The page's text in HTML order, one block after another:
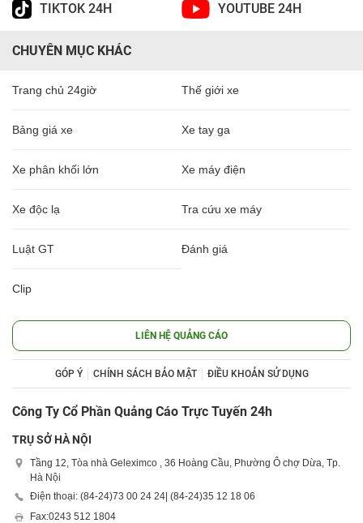
TIKTOK 24H YOUTUBE 24H
CHUYÊN MỤC KHÁC
Trang chủ 24giờ Thế giới xe
Bảng giá xe Xe tay ga
Xe phân khối lớn Xe máy điện
Xe độc lạ Tra cứu xe máy
Luật GT Đánh giá
Clip
LIÊN HỆ QUẢNG CÁO
GÓP Ý CHÍNH SÁCH BẢO MẬT ĐIỀU KHOẢN SỬ DỤNG
Công Ty Cổ Phần Quảng Cáo Trực Tuyến 24h
TRỤ SỞ HÀ NỘI
Tầng 12, Tòa nhà Geleximco , 36 Hoàng Cầu, Phường Ô chợ Dừa, Tp.
Hà Nội
Điện thoại: (84-24)73 00 24 24| (84-24)35 12 18 06
Fax:0243 512 1804